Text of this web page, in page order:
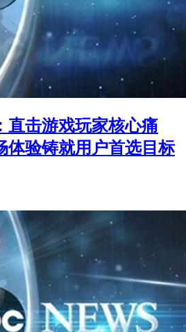
直击游戏玩家核心痛
体验铸就用户首选目标